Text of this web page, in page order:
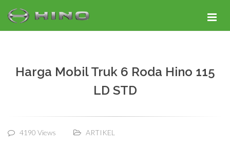
Harga Mobil Truk 6 Roda Hino 115
LD STD
4190 Views ARTIKEL